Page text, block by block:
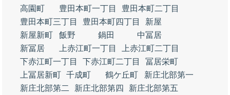
高園町
豊田本町一丁目
豊田本町二丁目
豊田本町三丁目
豊田本町四丁目
新屋
新屋新町
飯野 鍋田
中冨居
新冨居
上赤江町一丁目
上赤江町二丁目
下赤江町一丁目
下赤江町二丁目
冨居栄町
上冨居新町 千成町 鶴ケ丘町
新庄北部第一
新庄北部第二
新庄北部第四
新庄北部第五